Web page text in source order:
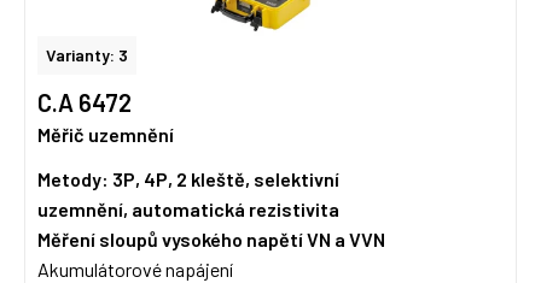
Varianty: 3
C.A 6472
Měřič uzemnění
Metody: 3P, 4P, 2 kleště, selektivní
uzemnění, automatická rezistivita
Měření sloupů vysokého napětí VN a VVN
Akumulátorové napájení